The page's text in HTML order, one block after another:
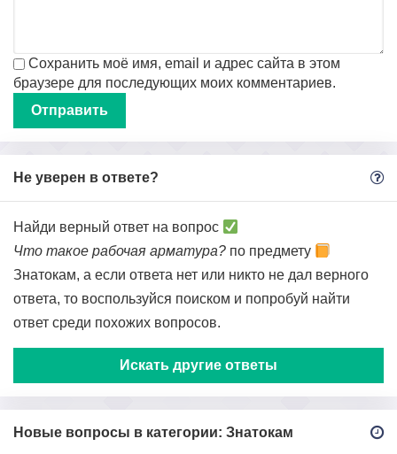
Сохранить моё имя, email и адрес сайта в этом
браузере для последующих моих комментариев.
Не уверен в ответе?
Найди верный ответ на вопрос
Что такое рабочая арматура? по предмету
Знатокам, а если ответа нет или никто не дал верного
ответа, то воспользуйся поиском и попробуй найти
ответ среди похожих вопросов.
Искать другие ответы
Новые вопросы в категории: Знатокам